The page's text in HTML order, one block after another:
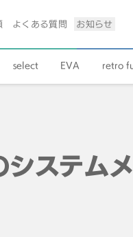
よくある質問 お知らせ
select EVA retro
システム